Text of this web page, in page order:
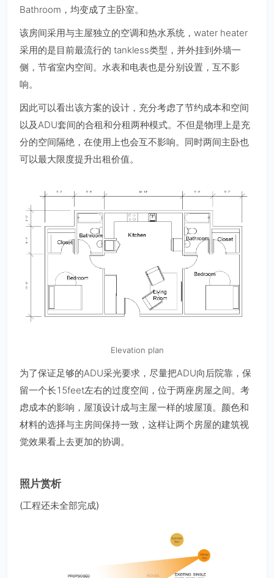
Bathroom，均变成了主卧室。
该房间采用与主屋独立的空调和热水系统，water heater
采用的是目前最流行的 tankless类型，并外挂到外墙一
侧，节省室内空间。水表和电表也是分别设置，互不影
响。
因此可以看出该方案的设计，充分考虑了节约成本和空间
以及ADU套间的合租和分租两种模式。不但是物理上是充
分的空间隔绝，在使用上也会互不影响。同时两间主卧也
可以最大限度提升出租价值。
Elevation plan
为了保证足够的ADU采光要求，尽量把ADU向后院靠，保
留一个长15feet左右的过度空间，位于两座房屋之间。考
虑成本的影响，屋顶设计成与主屋一样的坡屋顶。颜色和
材料的选择与主房间保持一致，这样让两个房屋的建筑视
觉效果看上去更加的协调。
照片赏析
(⼯程还未全部完成)